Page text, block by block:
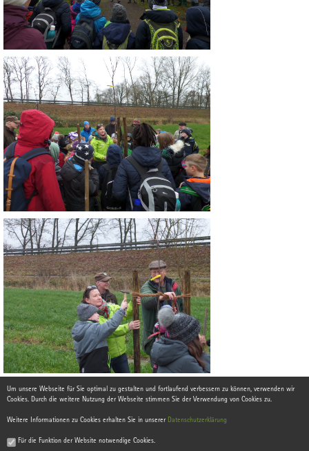
Um unsere Webseite für Sie optimal zu gestalten und fortlaufend verbessern zu können, verwenden wir
Cookies. Durch die weitere Nutzung der Webseite stimmen Sie der Verwendung von Cookies zu.
Weitere Informationen zu Cookies erhalten Sie in unserer Datenschutzerklärung
Für die Funktion der Website notwendige Cookies.